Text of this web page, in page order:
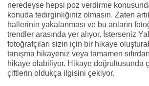
neredeyse hepsi poz verdirme
konuda tedirginliğiniz olmasın. Zaten
hallerinin yakalanması ve bu anların
trendler arasında yer alıyor. İsterseniz
fotoğrafçıları sizin için bir hikaye
tanışma hikayeniz veya tamamen
hikaye olabiliyor. Hikaye doğrultusunda
çiftlerin oldukça ilgisini çekiyor.